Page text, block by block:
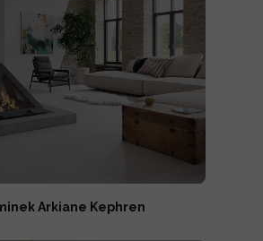
Arkiane Kephren